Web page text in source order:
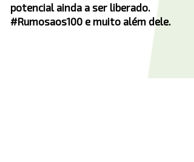
potencial ainda a ser liberado.
#Rumosaos100 e muito além dele.